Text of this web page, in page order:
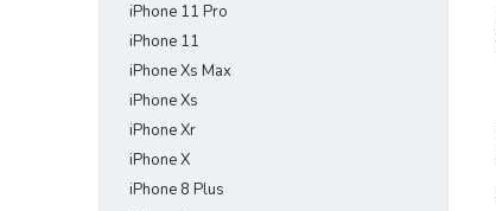
iPhone 11 Pro
iPhone 11
iPhone Xs Max
iPhone Xs
iPhone Xr
iPhone X
iPhone 8 Plus